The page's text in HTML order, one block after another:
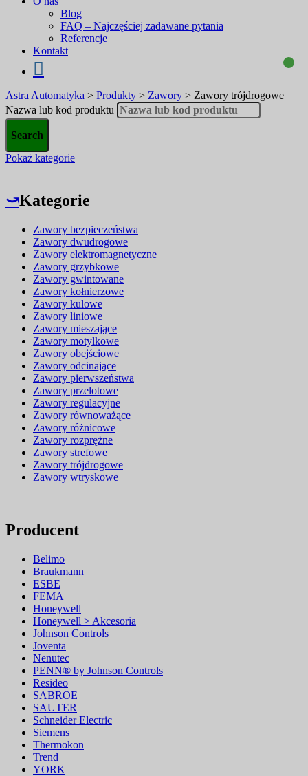
Blog
FAQ – Najczęściej zadawane pytania
Referencje
Kontakt
Astra Automatyka > Produkty > Zawory > Zawory trójdrogowe
Nazwa lub kod produktu
Pokaż kategorie
⤻Kategorie
Zawory bezpieczeństwa
Zawory dwudrogowe
Zawory elektromagnetyczne
Zawory grzybkowe
Zawory gwintowane
Zawory kołnierzowe
Zawory kulowe
Zawory liniowe
Zawory mieszające
Zawory motylkowe
Zawory obejściowe
Zawory odcinające
Zawory pierwszeństwa
Zawory przelotowe
Zawory regulacyjne
Zawory równoważące
Zawory różnicowe
Zawory rozprężne
Zawory strefowe
Zawory trójdrogowe
Zawory wtryskowe
Producent
Belimo
Braukmann
ESBE
FEMA
Honeywell
Honeywell > Akcesoria
Johnson Controls
Joventa
Nenutec
PENN® by Johnson Controls
Resideo
SABROE
SAUTER
Schneider Electric
Siemens
Thermokon
Trend
YORK